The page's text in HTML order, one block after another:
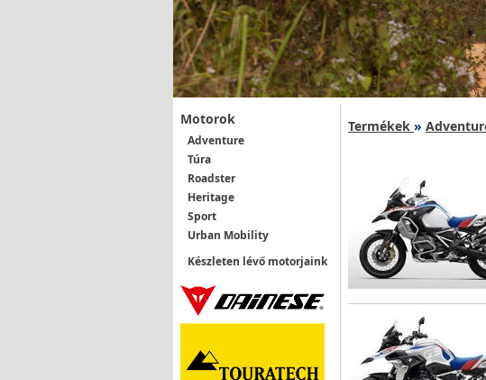
Motorok
Adventure
Túra
Roadster
Heritage
Sport
Urban Mobility
Készleten lévő motorjaink
Termékek »